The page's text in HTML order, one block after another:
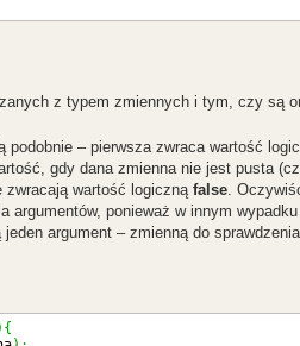
z typem zmiennych i tym, czy są
podobnie – pierwsza zwraca wartość
gdy dana zmienna nie jest pusta
zwracają wartość logiczną false.
argumentów, ponieważ w innym
argument – zmienną do
{